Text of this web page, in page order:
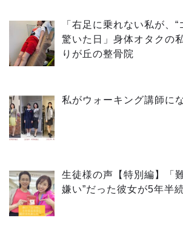
「右足に乗れない私が、“
驚いた日」身体オタクの
りが丘の整骨院
私がウォーキング講師に
生徒様の声【特別編】「
嫌い”だった彼女が5年半